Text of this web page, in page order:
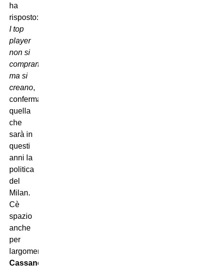
ha
risposto:
I top
player
non si
comprano,
ma si
creano,
confermando
quella
che
sarà in
questi
anni la
politica
del
Milan.
Cè
spazio
anche
per
largomento
Cassano